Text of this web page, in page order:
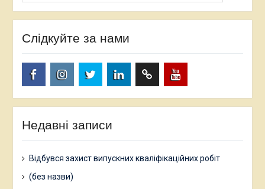
Слідкуйте за нами
Недавні записи
Відбувся захист випускних кваліфікаційних робіт
(без назви)